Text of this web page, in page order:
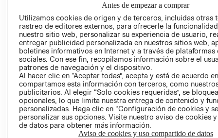
INVERSIONISTAS
POLÍTICA
EMPRESARIAL
- RETIRO EN
TIENDA
TÉRMINOS Y
CONDICIONES
AVISO DE
GIFT CARD
AVISO DE
COOKIES
Antes de empezar a comprar
Utilizamos cookies de origen y de terceros, incluidas otras
rastreo de editores externos, para ofrecerle la
nuestro sitio web, personalizar su experiencia de usuario,
entregar publicidad personalizada en nuestros sitios web,
boletines informativos en Internet y a través de plataformas
sociales. Con ese fin, recopilamos información sobre el
patrones de navegación y el dispositivo.
Al hacer clic en “Aceptar todas”, acepta y está de acuerdo
compartamos esta información con terceros, como
publicitarios. Al elegir “Solo cookies requeridas”, se
opcionales, lo que limita nuestra entrega de contenido y
personalizadas. Haga clic en “Configuración de cookies y
personalizar sus opciones. Visite nuestro aviso de cookies
de datos para obtener más información.
Aviso de cookies y uso compartido de datos